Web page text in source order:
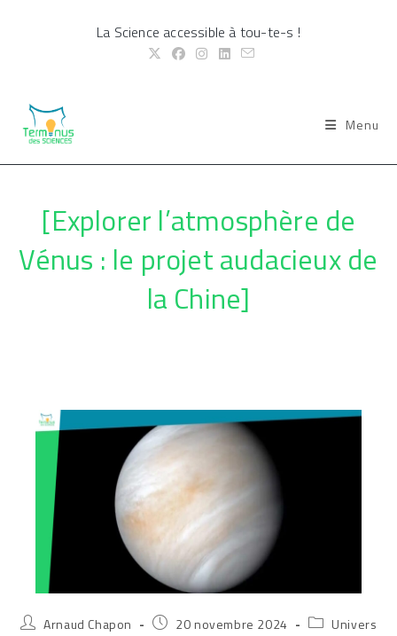
La Science accessible à tou-te-s !
Menu
[Explorer l’atmosphère de
Vénus : le projet audacieux de
la Chine]
Auteur/autrice
Arnaud Chapon
Publication
20 novembre 2024
PostUnivers